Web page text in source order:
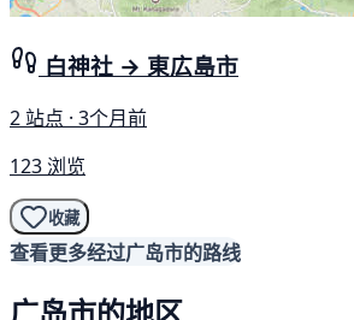
白神社 → 東広島市
2 站点 · 3个月前
123 浏览
收藏
查看更多经过广岛市的路线